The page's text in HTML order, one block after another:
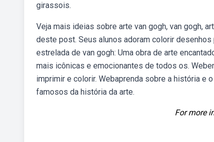
girassois.
Veja mais ideias sobre arte van gogh, van gogh,
deste post. Seus alunos adoram colorir
estrelada de van gogh: Uma obra de arte
mais icônicas e emocionantes de todos os.
imprimir e colorir. Webaprenda sobre a história e
famosos da história da arte.
For more